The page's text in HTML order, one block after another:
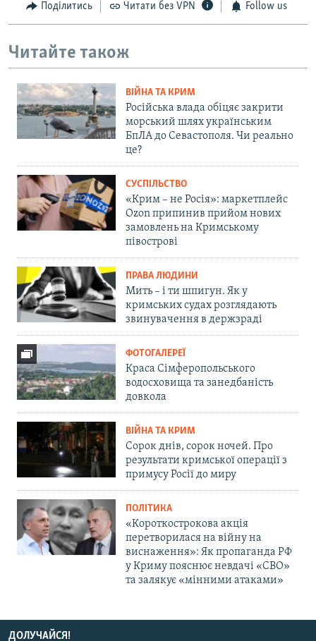
Поділитись Читати без VPN Follow us
Читайте також
ВІЙНА ТА КРИМ
Російська влада обіцяє закрити
морський шлях українським
БпЛА до Севастополя. Чи реально
це?
СУСПІЛЬСТВО
«Крим – не Росія»: маркетплейс
Ozon припинив прийом нових
замовлень на Кримському
півострові
ПРАВА ЛЮДИНИ
Мить – і ти шпигун. Як у
кримських судах розглядають
звинувачення в держзраді
ФОТОГАЛЕРЕЇ
Краса Сімферопольського
водосховища та занедбаність
довкола
ВІЙНА ТА КРИМ
Сорок днів, сорок ночей. Про
результати кримської операції з
примусу Росії до миру
ПОЛІТИКА
«Короткострокова акція
перетворилася на війну на
виснаження»: Як пропаганда РФ
у Криму пояснює невдачі «СВО»
та залякує «мінними атаками»
ДОЛУЧАЙСЯ!